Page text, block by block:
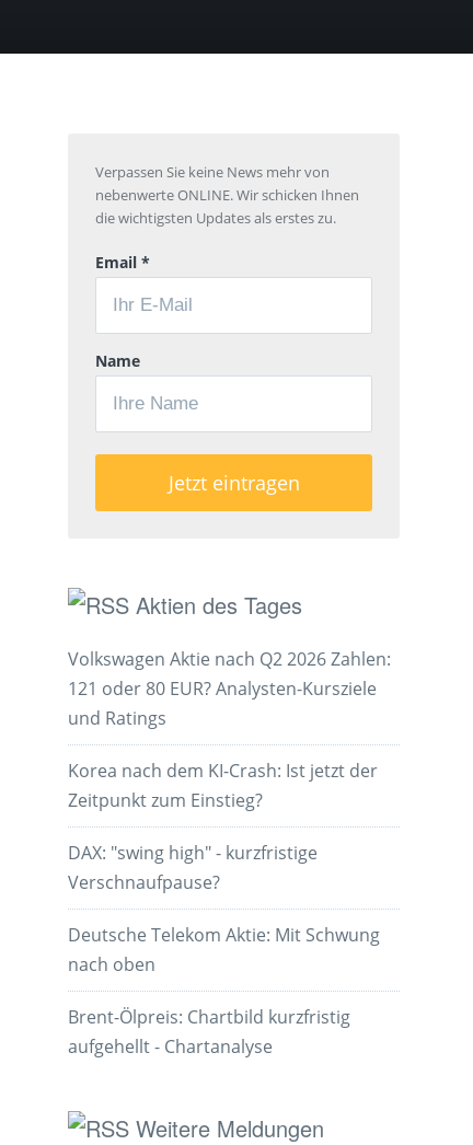
Verpassen Sie keine News mehr von
nebenwerte ONLINE. Wir schicken Ihnen
die wichtigsten Updates als erstes zu.
Email *
Name
Aktien des Tages
Volkswagen Aktie nach Q2 2026 Zahlen:
121 oder 80 EUR? Analysten-Kursziele
und Ratings
Korea nach dem KI-Crash: Ist jetzt der
Zeitpunkt zum Einstieg?
DAX: "swing high" - kurzfristige
Verschnaufpause?
Deutsche Telekom Aktie: Mit Schwung
nach oben
Brent-Ölpreis: Chartbild kurzfristig
aufgehellt - Chartanalyse
Weitere Meldungen